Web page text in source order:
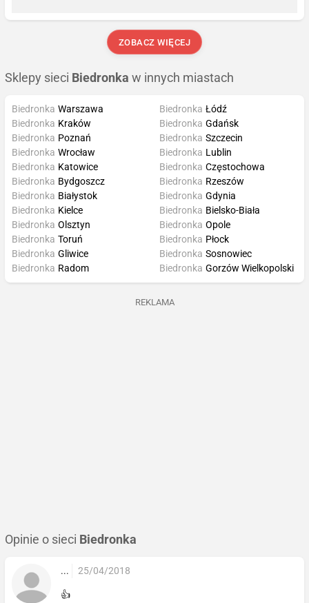
ZOBACZ WIĘCEJ
Sklepy sieci Biedronka w innych miastach
Biedronka Warszawa
Biedronka Kraków
Biedronka Poznań
Biedronka Wrocław
Biedronka Łódź
Biedronka Gdańsk
Biedronka Szczecin
Biedronka Lublin
Biedronka Katowice
Biedronka Bydgoszcz
Biedronka Białystok
Biedronka Kielce
Biedronka Częstochowa
Biedronka Rzeszów
Biedronka Gdynia
Biedronka Bielsko-Biała
Biedronka Olsztyn
Biedronka Toruń
Biedronka Gliwice
Biedronka Radom
Biedronka Opole
Biedronka Płock
Biedronka Sosnowiec
Biedronka Gorzów Wielkopolski
REKLAMA
Opinie o sieci Biedronka
... 25/04/2018
👍